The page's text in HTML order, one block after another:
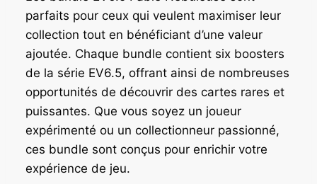
parfaits pour ceux qui veulent maximiser leur
collection tout en bénéficiant d’une valeur
ajoutée. Chaque bundle contient six boosters
de la série EV6.5, offrant ainsi de nombreuses
opportunités de découvrir des cartes rares et
puissantes. Que vous soyez un joueur
expérimenté ou un collectionneur passionné,
ces bundle sont conçus pour enrichir votre
expérience de jeu.